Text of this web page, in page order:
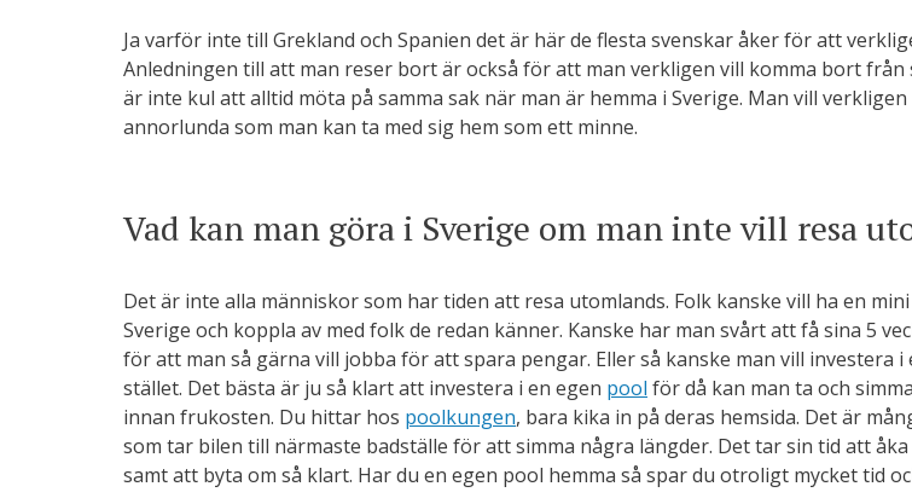
Ja varför inte till Grekland och Spanien det är här de flesta svenskar åker för att
Anledningen till att man reser bort är också för att man verkligen vill komma bort från
är inte kul att alltid möta på samma sak när man är hemma i Sverige. Man vill
annorlunda som man kan ta med sig hem som ett minne.
Vad kan man göra i Sverige om man inte vill resa
Det är inte alla människor som har tiden att resa utomlands. Folk kanske vill ha en
Sverige och koppla av med folk de redan känner. Kanske har man svårt att få sina 5
för att man så gärna vill jobba för att spara pengar. Eller så kanske man vill investera i
stället. Det bästa är ju så klart att investera i en egen pool för då kan man ta och
innan frukosten. Du hittar hos poolkungen, bara kika in på deras hemsida. Det är
som tar bilen till närmaste badställe för att simma några längder. Det tar sin tid att
samt att byta om så klart. Har du en egen pool hemma så spar du otroligt mycket tid